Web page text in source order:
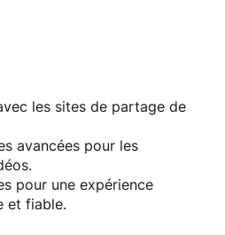
les sites de partage de
avancées pour les
pour une expérience
et fiable.